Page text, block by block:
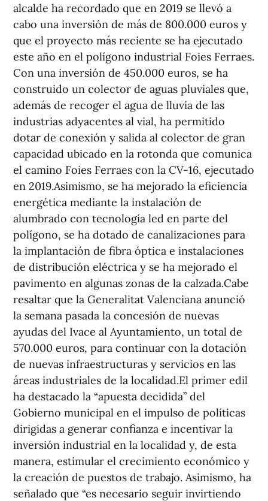
alcalde ha recordado que en 2019 se llevó a
cabo una inversión de más de 800.000 euros y
que el proyecto más reciente se ha ejecutado
este año en el polígono industrial Foies Ferraes.
Con una inversión de 450.000 euros, se ha
construido un colector de aguas pluviales que,
además de recoger el agua de lluvia de las
industrias adyacentes al vial, ha permitido
dotar de conexión y salida al colector de gran
capacidad ubicado en la rotonda que comunica
el camino Foies Ferraes con la CV-16, ejecutado
en 2019.Asimismo, se ha mejorado la eficiencia
energética mediante la instalación de
alumbrado con tecnología led en parte del
polígono, se ha dotado de canalizaciones para
la implantación de fibra óptica e instalaciones
de distribución eléctrica y se ha mejorado el
pavimento en algunas zonas de la calzada.Cabe
resaltar que la Generalitat Valenciana anunció
la semana pasada la concesión de nuevas
ayudas del Ivace al Ayuntamiento, un total de
570.000 euros, para continuar con la dotación
de nuevas infraestructuras y servicios en las
áreas industriales de la localidad.El primer edil
ha destacado la “apuesta decidida” del
Gobierno municipal en el impulso de políticas
dirigidas a generar confianza e incentivar la
inversión industrial en la localidad y, de esta
manera, estimular el crecimiento económico y
la creación de puestos de trabajo. Asimismo, ha
señalado que “es necesario seguir invirtiendo